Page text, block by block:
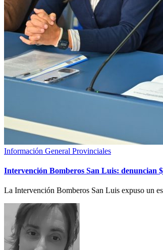
Información General Provinciales
Intervención Bomberos San Luis: denuncian
La Intervención Bomberos San Luis expuso un